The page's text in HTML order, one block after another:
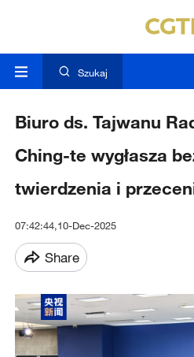
Szukaj
Biuro ds. Tajwanu
Ching-te wygłasza
twierdzenia i
07:42:44,10-Dec-2025
Share